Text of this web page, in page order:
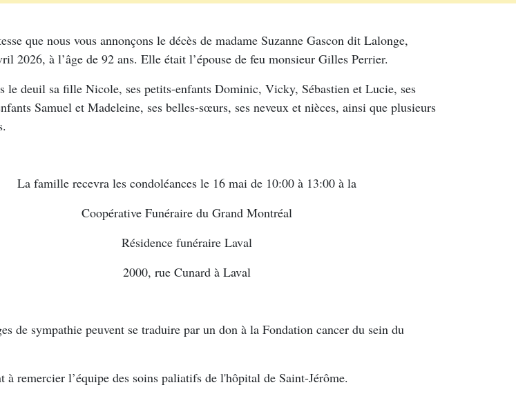
que nous vous annonçons le décès de madame Suzanne Gascon dit Lalonge,
2026, à l’âge de 92 ans. Elle était l’épouse de feu monsieur Gilles Perrier.
le deuil sa fille Nicole, ses petits-enfants Dominic, Vicky, Sébastien et Lucie, ses
Samuel et Madeleine, ses belles-sœurs, ses neveux et nièces, ainsi que plusieurs
La famille recevra les condoléances le 16 mai de 10:00 à 13:00 à la
Coopérative Funéraire du Grand Montréal
Résidence funéraire Laval
2000, rue Cunard à Laval
de sympathie peuvent se traduire par un don à la Fondation cancer du sein du
remercier l’équipe des soins paliatifs de l'hôpital de Saint-Jérôme.